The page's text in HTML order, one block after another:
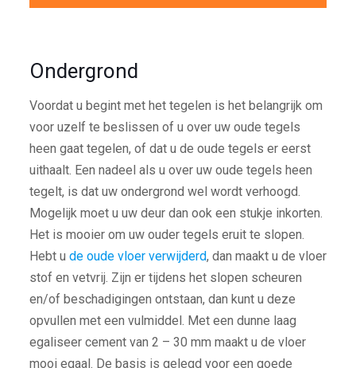
Ondergrond
Voordat u begint met het tegelen is het belangrijk om
voor uzelf te beslissen of u over uw oude tegels
heen gaat tegelen, of dat u de oude tegels er eerst
uithaalt. Een nadeel als u over uw oude tegels heen
tegelt, is dat uw ondergrond wel wordt verhoogd.
Mogelijk moet u uw deur dan ook een stukje inkorten.
Het is mooier om uw ouder tegels eruit te slopen.
Hebt u de oude vloer verwijderd, dan maakt u de vloer
stof en vetvrij. Zijn er tijdens het slopen scheuren
en/of beschadigingen ontstaan, dan kunt u deze
opvullen met een vulmiddel. Met een dunne laag
egaliseer cement van 2 – 30 mm maakt u de vloer
mooi egaal. De basis is gelegd voor een goede